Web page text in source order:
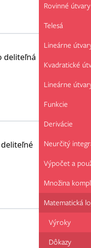
deliteľná
Rovinné útvary
Telesá
Lineárne
Kvadratické
Lineárne
Funkcie
Derivácie
Neurčitý
Výpočet a
Množina
Matematická
Výroky
Dôkazy